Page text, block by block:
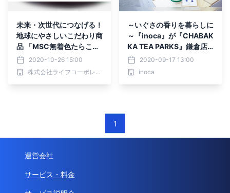
未来・次世代につなげる！
地球にやさしいこだわり商
品 「MSC無着色たらこ・
明太子」首都圏ライフ全店
で販売開始！
2020-10-26 15:00
株式会社ライフコーポレーション
～いぐさの香りを暮らしに
～『inoca』が『CHABAK
KA TEA PARKS』鎌倉店
で期間・数量限定販売
2020-09-17 13:00
inoca
1
運営会社
サービス・料金